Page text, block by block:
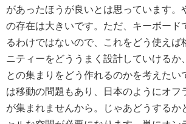
があったほうが良いとは思っています。
の存在は大きいです。ただ、キーボード
るわけではないので、これをどう使えば
ニティーをどううまく設計していけるか
との集まりをどう作れるのかを考えたい
は移動の問題もあり、日本のようにオフ
が集まれませんから。じゃあどうするか